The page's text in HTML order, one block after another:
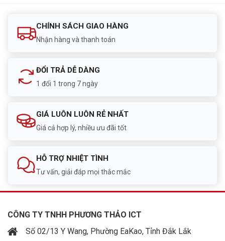
CHÍNH SÁCH GIAO HÀNG
Nhận hàng và thanh toán
ĐỔI TRẢ DỄ DÀNG
1 đổi 1 trong 7 ngày
GIÁ LUÔN LUÔN RẺ NHẤT
Giá cả hợp lý, nhiều ưu đãi tốt
HỖ TRỢ NHIỆT TÌNH
Tư vấn, giải đáp mọi thắc mắc
CÔNG TY TNHH PHƯƠNG THẢO ICT
Số 02/13 Y Wang, Phường EaKao, Tỉnh Đắk Lắk